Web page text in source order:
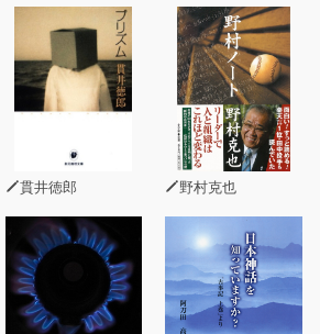
と呼ばれる身におまえらの眼 痛く刺
十歳の鼓動」の歌である。一首目に
きる意味を考え、求めずにはいられ
は療育園児とのキャンプでの歌であ
けての作であるが、作者は積極的に
きな感動が率直に言葉となってい
なっての作であるが、「先生」という
、生徒から眼を逸らすことがない。こ
ための詩ではない。まず生きて葛藤し
貫井徳郎 野村克也